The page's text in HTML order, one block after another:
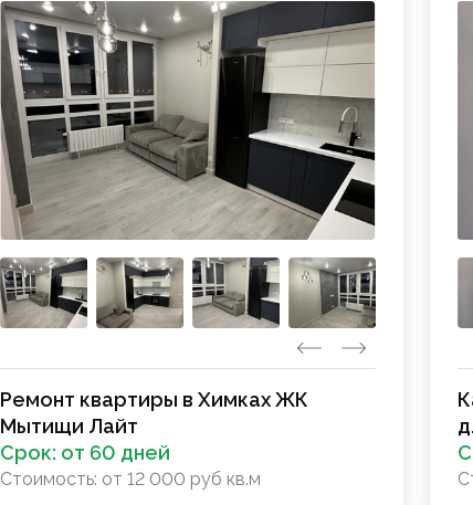
Ремонт квартиры в Химках ЖК
Мытищи Лайт
Срок: от 60 дней
Стоимость: от 12 000 руб кв.м